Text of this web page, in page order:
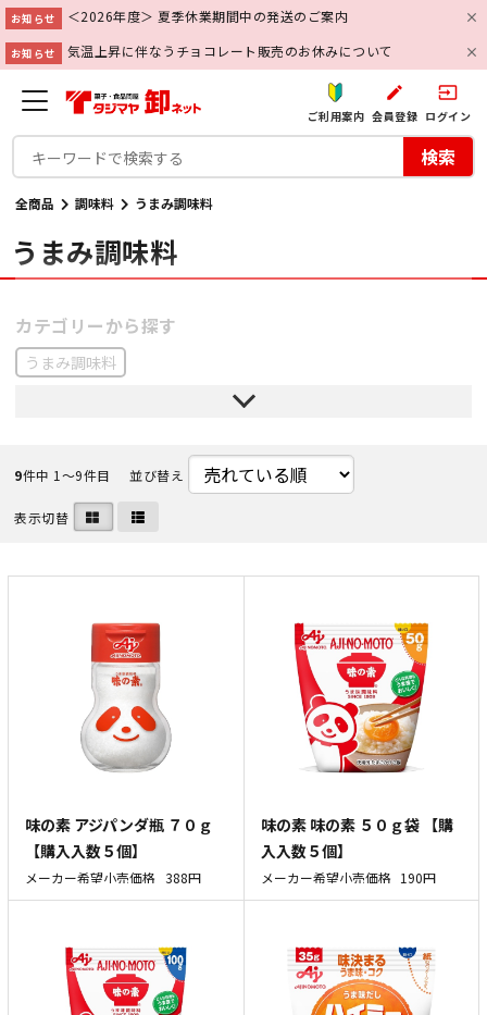
お知らせ ＜2026年度＞ 夏季休業期間中の発送のご案内
お知らせ 気温上昇に伴なうチョコレート販売のお休みについて
ご利用案内
create
会員登録
input
ログイン
検索
全商品 調味料 うまみ調味料
うまみ調味料
うまみ調味料
9件中 1〜9件目 並び替え
表示切替
味の素 アジパンダ瓶 ７０ｇ
【購入入数５個】
メーカー希望小売価格 388円
味の素 味の素 ５０ｇ袋 【購
入入数５個】
メーカー希望小売価格 190円